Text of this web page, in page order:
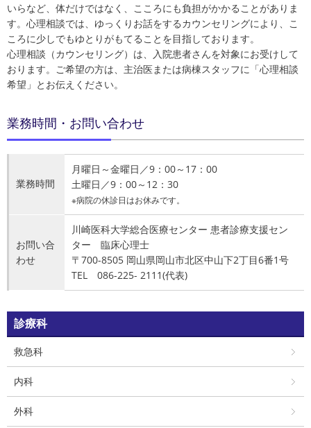
いらなど、体だけではなく、こころにも負担がかかることがありま
す。心理相談では、ゆっくりお話をするカウンセリングにより、こ
ころに少しでもゆとりがもてることを目指しております。
心理相談（カウンセリング）は、入院患者さんを対象にお受けして
おります。ご希望の方は、主治医または病棟スタッフに「心理相談
希望」とお伝えください。
業務時間・お問い合わせ
業務時間
月曜日～金曜日／9：00～17：00
土曜日／9：00～12：30
※病院の休診日はお休みです。
お問い合
わせ
川崎医科大学総合医療センター 患者診療支援セン
ター 臨床心理士
〒700-8505 岡山県岡山市北区中山下2丁目6番1号
TEL 086-225- 2111(代表)
診療科
救急科
内科
外科